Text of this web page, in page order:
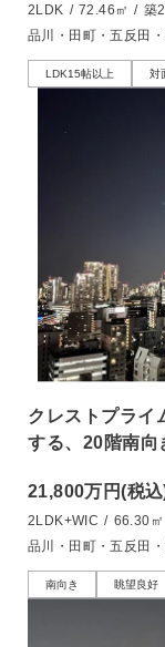
2LDK / 72.46㎡ / 築
品川・田町・五反田
LDK15帖以上 対
クレストプラ
する、20階南向
21,800万円(税
2LDK+WIC / 66.30㎡
品川・田町・五反田
南向き 眺望良好